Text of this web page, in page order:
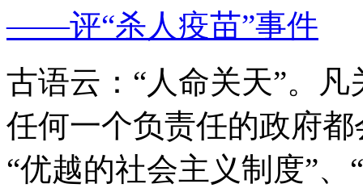
——评“杀人疫苗”事件
古语云：“人命关天”。
任何一个负责任的政府
“优越的社会主义制度”